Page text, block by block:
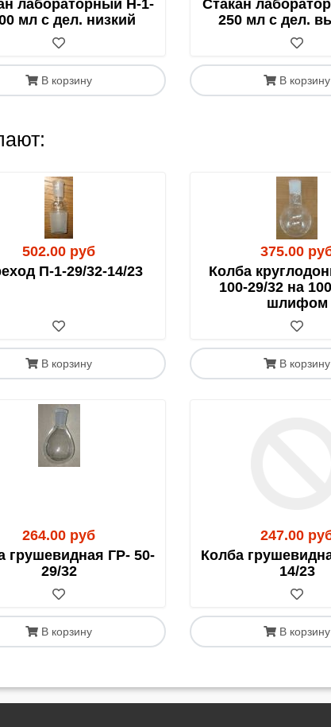
курьером до адреса.
хрупкие стеклянные изделия почтой. Такая
не принимаются.
воспользуйтесь калькулятором на сайте Почты
обязательным документом являетсяСНТ
в Казахстане.
лабораторный Н-1-
мл с дел. низкий
В корзину
Стакан
250 мл с дел.
В корзину
502.00 руб
П-1-29/32-14/23
В корзину
375.00
Колба
100-29/32 на
шлифом
В корзину
264.00 руб
грушевидная ГР- 50-
29/32
В корзину
247.00
Колба
14/23
В корзину